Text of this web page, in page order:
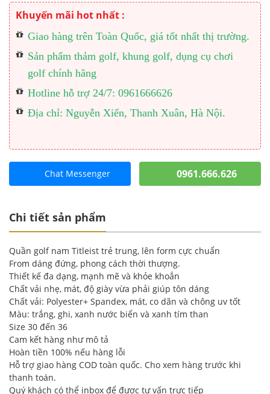
Khuyến mãi hot nhất :
Giao hàng trên Toàn Quốc, giá tốt nhất thị trường.
Sản phẩm thảm golf, khung golf, dụng cụ chơi
golf chính hãng
Hotline hỗ trợ 24/7: 0961666626
Địa chỉ: Nguyễn Xiển, Thanh Xuân, Hà Nội.
Chat Messenger 0961.666.626
Chi tiết sản phẩm
Quần golf nam Titleist trẻ trung, lên form cực chuẩn
From dáng đứng, phong cách thời thượng.
Thiết kế đa dạng, mạnh mẽ và khỏe khoắn
Chất vải nhẹ, mát, độ giày vừa phải giúp tôn dáng
Chất vải: Polyester+ Spandex, mát, co dãn và chông uv tốt
Màu: trắng, ghi, xanh nước biển và xanh tím than
Size 30 đến 36
Cam kết hàng như mô tả
Hoàn tiền 100% nếu hàng lỗi
Hỗ trợ giao hàng COD toàn quốc. Cho xem hàng trước khi
thanh toán.
Quý khách có thể inbox để được tư vấn trực tiếp